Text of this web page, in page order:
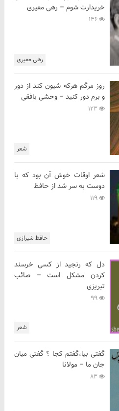
رهی معیری
خریدارت شوم – رهی معیری
شعر
روز مرگم هرکه شیون کند از دور
و برم دور کنید – وحشی بافقی
حافظ شیرازی
شعر اوقات خوش آن بود که با
دوست به سر شد از حافظ
شعر
دل که رنجید از کسی خرسند
کردن مشکل است – صائب
تبریزی
گفتی بیا،گفتم کجا ؟ گفتی میان
جان ما – مولانا